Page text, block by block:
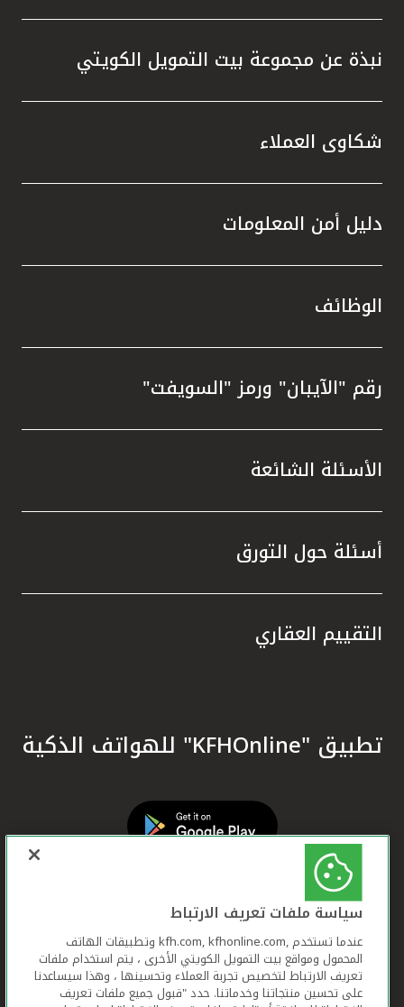
نبذة عن مجموعة بيت التمويل الكويتي
شكاوى العملاء
دليل أمن المعلومات
الوظائف
رقم "الآيبان" ورمز "السويفت"
الأسئلة الشائعة
أسئلة حول التورق
التقييم العقاري
تطبيق "KFHOnline" للهواتف الذكية
سياسة ملفات تعريف الارتباط
عندما تستخدم ,kfh.com, kfhonline.com وتطبيقات الهاتف
المحمول ومواقع بيت التمويل الكويتي الأخرى ، يتم استخدام ملفات
تعريف الارتباط لتخصيص تجربة العملاء وتحسينها ، وهذا سيساعدنا
على تحسين منتجاتنا وخدماتنا. حدد "قبول جميع ملفات تعريف